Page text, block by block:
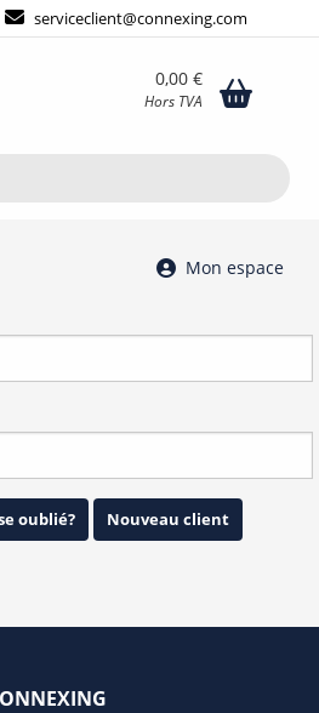
serviceclient@connexing.com
0,00 €
Hors TVA
Mon espace
oublié? Nouveau client